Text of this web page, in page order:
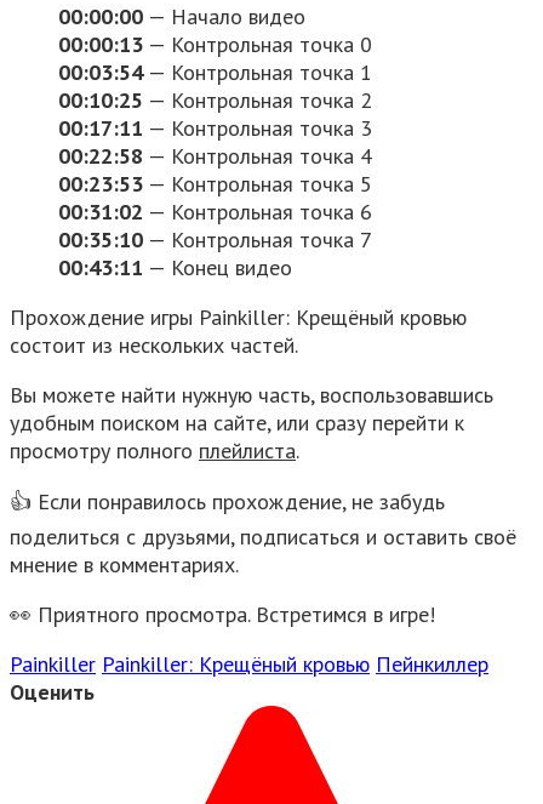
00:00:00 — Начало видео
00:00:13 — Контрольная точка 0
00:03:54— Контрольная точка 1
00:10:25 — Контрольная точка 2
00:17:11 — Контрольная точка 3
00:22:58 — Контрольная точка 4
00:23:53 — Контрольная точка 5
00:31:02 — Контрольная точка 6
00:35:10 — Контрольная точка 7
00:43:11 — Конец видео
Прохождение игры Painkiller: Крещёный кровью
состоит из нескольких частей.
Вы можете найти нужную часть, воспользовавшись
удобным поиском на сайте, или сразу перейти к
просмотру полного плейлиста.
👍 Если понравилось прохождение, не забудь
поделиться с друзьями, подписаться и оставить своё
мнение в комментариях.
👀 Приятного просмотра. Встретимся в игре!
Painkiller Painkiller: Крещёный кровью Пейнкиллер
Оценить